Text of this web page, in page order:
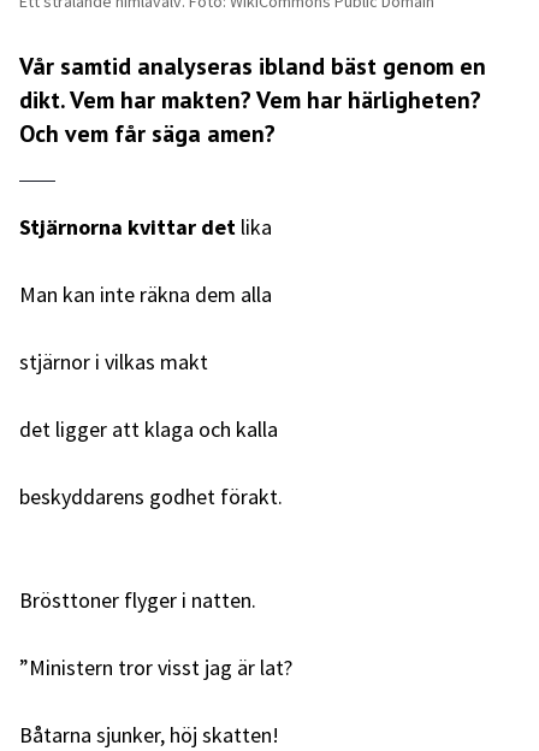
Vår samtid analyseras ibland bäst genom en
dikt. Vem har makten? Vem har härligheten?
Och vem får säga amen?
Stjärnorna kvittar det lika
Man kan inte räkna dem alla
stjärnor i vilkas makt
det ligger att klaga och kalla
beskyddarens godhet förakt.
Brösttoner flyger i natten.
”Ministern tror visst jag är lat?
Båtarna sjunker, höj skatten!